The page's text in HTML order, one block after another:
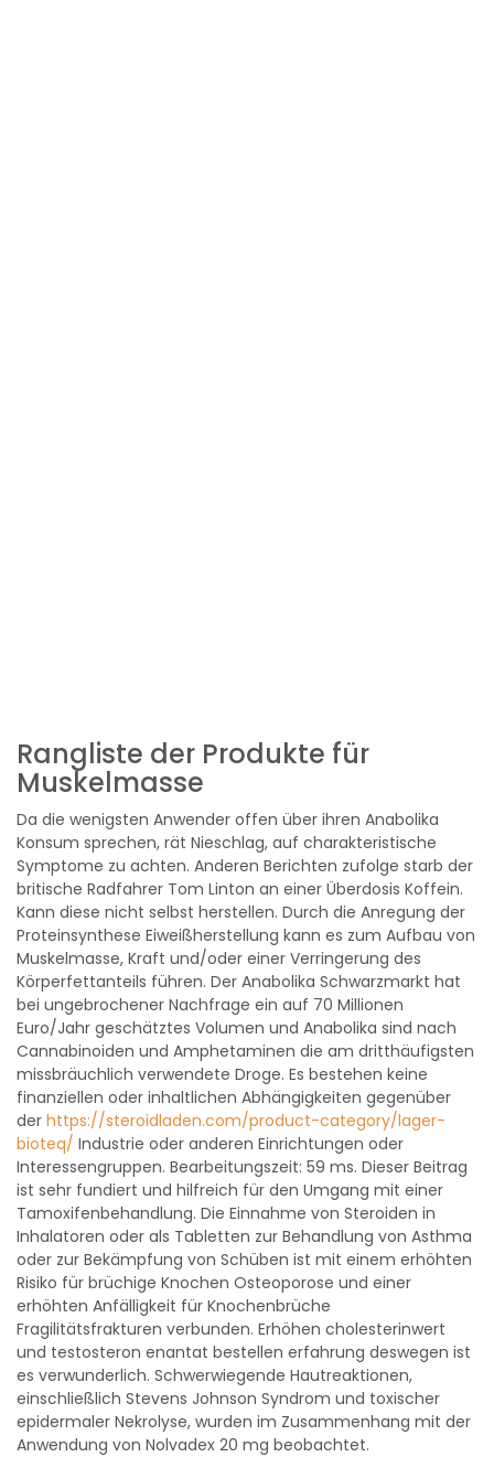
Rangliste der Produkte für
Muskelmasse
Da die wenigsten Anwender offen über ihren Anabolika
Konsum sprechen, rät Nieschlag, auf charakteristische
Symptome zu achten. Anderen Berichten zufolge starb der
britische Radfahrer Tom Linton an einer Überdosis Koffein.
Kann diese nicht selbst herstellen. Durch die Anregung der
Proteinsynthese Eiweißherstellung kann es zum Aufbau von
Muskelmasse, Kraft und/oder einer Verringerung des
Körperfettanteils führen. Der Anabolika Schwarzmarkt hat
bei ungebrochener Nachfrage ein auf 70 Millionen
Euro/Jahr geschätztes Volumen und Anabolika sind nach
Cannabinoiden und Amphetaminen die am dritthäufigsten
missbräuchlich verwendete Droge. Es bestehen keine
finanziellen oder inhaltlichen Abhängigkeiten gegenüber
der https://steroidladen.com/product-category/lager-
bioteq/ Industrie oder anderen Einrichtungen oder
Interessengruppen. Bearbeitungszeit: 59 ms. Dieser Beitrag
ist sehr fundiert und hilfreich für den Umgang mit einer
Tamoxifenbehandlung. Die Einnahme von Steroiden in
Inhalatoren oder als Tabletten zur Behandlung von Asthma
oder zur Bekämpfung von Schüben ist mit einem erhöhten
Risiko für brüchige Knochen Osteoporose und einer
erhöhten Anfälligkeit für Knochenbrüche
Fragilitätsfrakturen verbunden. Erhöhen cholesterinwert
und testosteron enantat bestellen erfahrung deswegen ist
es verwunderlich. Schwerwiegende Hautreaktionen,
einschließlich Stevens Johnson Syndrom und toxischer
epidermaler Nekrolyse, wurden im Zusammenhang mit der
Anwendung von Nolvadex 20 mg beobachtet.